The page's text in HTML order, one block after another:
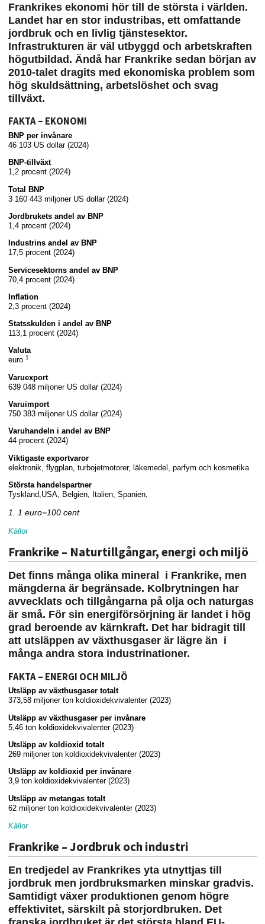
Frankrikes ekonomi hör till de största i världen.
Landet har en stor industribas, ett omfattande
jordbruk och en livlig tjänstesektor.
Infrastrukturen är väl utbyggd och arbetskraften
högutbildad. Ändå har Frankrike sedan början av
2010-talet dragits med ekonomiska problem som
hög skuldsättning, arbetslöshet och svag
tillväxt.
FAKTA – EKONOMI
BNP per invånare
46 103 US dollar (2024)
BNP-tillväxt
1,2 procent (2024)
Total BNP
3 160 443 miljoner US dollar (2024)
Jordbrukets andel av BNP
1,4 procent (2024)
Industrins andel av BNP
17,5 procent (2024)
Servicesektorns andel av BNP
70,4 procent (2024)
Inflation
2,3 procent (2024)
Statsskulden i andel av BNP
113,1 procent (2024)
Valuta
euro 1
Varuexport
639 048 miljoner US dollar (2024)
Varuimport
750 383 miljoner US dollar (2024)
Varuhandeln i andel av BNP
44 procent (2024)
Viktigaste exportvaror
elektronik, flygplan, turbojetmotorer, läkemedel, parfym och kosmetika
Största handelspartner
Tyskland,USA, Belgien, Italien, Spanien,
1. 1 euro=100 cent
Källor
Frankrike – Naturtillgångar, energi och miljö
Det finns många olika mineral i Frankrike, men
mängderna är begränsade. Kolbrytningen har
avvecklats och tillgångarna på olja och naturgas
är små. För sin energiförsörjning är landet i hög
grad beroende av kärnkraft. Det har bidragit till
att utsläppen av växthusgaser är lägre än i
många andra stora industrinationer.
FAKTA – ENERGI OCH MILJÖ
Utsläpp av växthusgaser totalt
373,58 miljoner ton koldioxidekvivalenter (2023)
Utsläpp av växthusgaser per invånare
5,46 ton koldioxidekvivalenter (2023)
Utsläpp av koldioxid totalt
269 miljoner ton koldioxidekvivalenter (2023)
Utsläpp av koldioxid per invånare
3,9 ton koldioxidekvivalenter (2023)
Utsläpp av metangas totalt
62 miljoner ton koldioxidekvivalenter (2023)
Källor
Frankrike – Jordbruk och industri
En tredjedel av Frankrikes yta utnyttjas till
jordbruk men jordbruks­marken minskar gradvis.
Samtidigt växer produktionen genom högre
effektivitet, särskilt på storjordbruken. Det